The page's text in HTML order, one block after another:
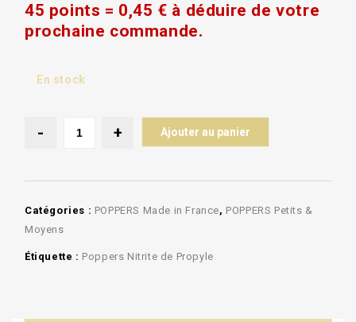
45 points = 0,45 € à déduire de votre
prochaine commande.
En stock
Ajouter au panier
Catégories : POPPERS Made in France, POPPERS Petits &
Moyens
Étiquette : Poppers Nitrite de Propyle